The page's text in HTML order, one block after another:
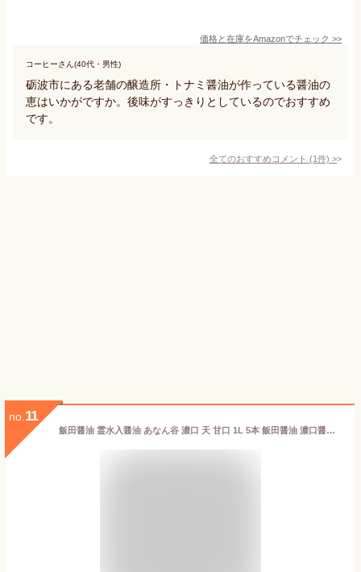
価格と在庫をAmazonでチェック >>
コーヒーさん(40代・男性)
砺波市にある老舗の醸造所・トナミ醤油が作っている醤油の
恵はいかがですか。後味がすっきりとしているのでおすすめ
です。
全てのおすすめコメント (1件) >
no. 11
飯田醤油 霊水入醤油 あなん谷 濃口 天 甘口 1L 5本 飯田醤油 濃口醤油 甘口 穴の谷 あなんたん 名水百選 富山 北陸